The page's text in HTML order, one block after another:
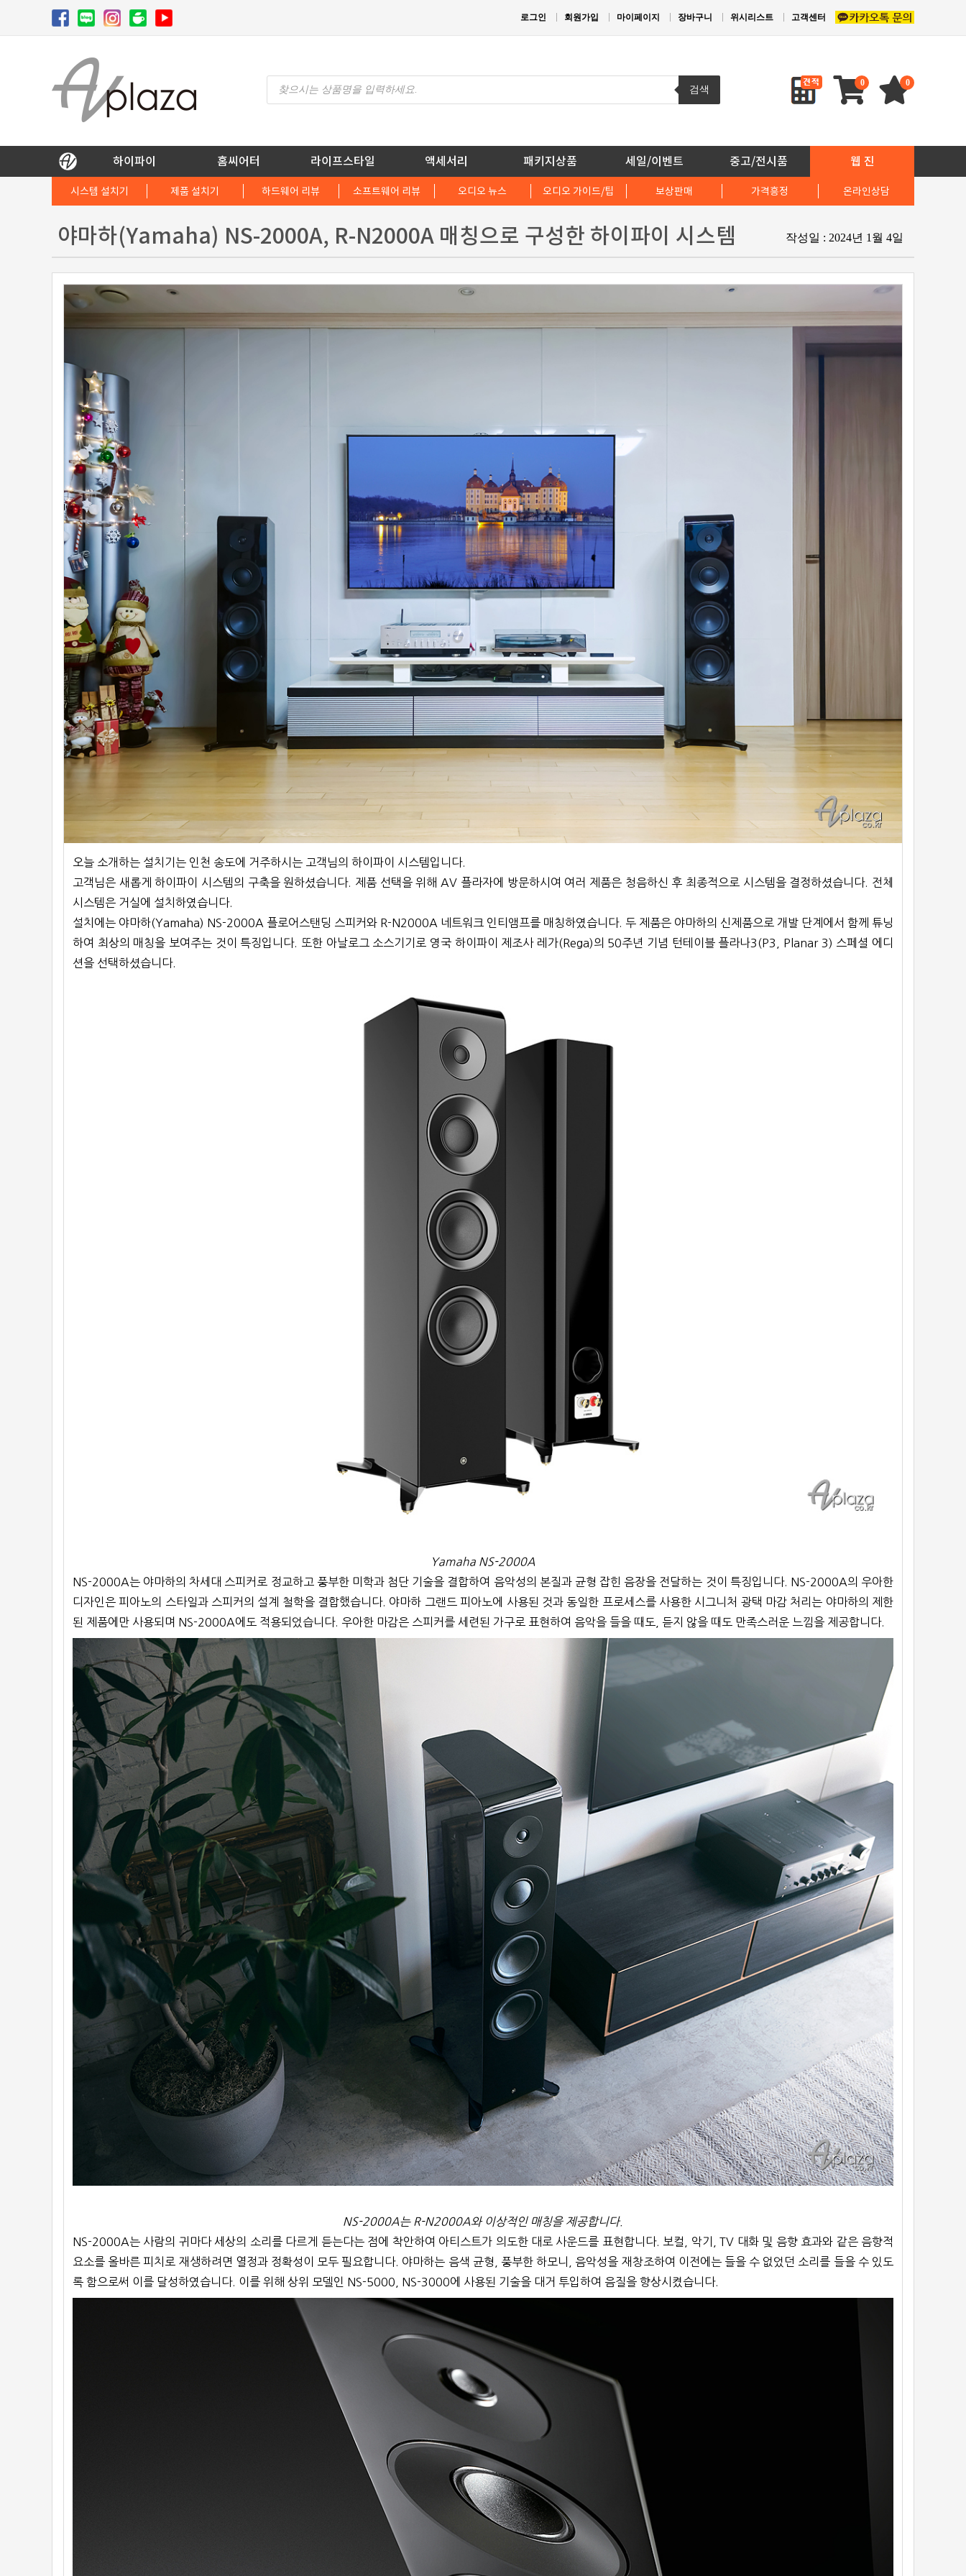
로그인 회원가입 마이페이지 장바구니 위시리스트 고객센터
Products
search
검색
0 0
하이파이 홈씨어터 라이프스타일 액세서리 패키지상품 세일/이벤트 중고/전시품 웹 진
시스템 설치기 제품 설치기 하드웨어 리뷰 소프트웨어 리뷰 오디오 뉴스 오디오 가이드/팁 보상판매 가격흥정 온라인상담
야마하(Yamaha) NS-2000A, R-N2000A 매칭으로 구성한 하이파이 시스템 작성일 : 2024년 1월 4일
오늘 소개하는 설치기는 인천 송도에 거주하시는 고객님의 하이파이 시스템입니다.
고객님은 새롭게 하이파이 시스템의 구축을 원하셨습니다. 제품 선택을 위해 AV 플라자에 방문하시여 여러 제품은 청음하신 후 최종적으로 시스템을 결정하셨습니다. 전체
시스템은 거실에 설치하였습니다.
설치에는 야마하(Yamaha) NS-2000A 플로어스탠딩 스피커와 R-N2000A 네트워크 인티앰프를 매칭하였습니다. 두 제품은 야마하의 신제품으로 개발 단계에서 함께 튜닝
하여 최상의 매칭을 보여주는 것이 특징입니다. 또한 아날로그 소스기기로 영국 하이파이 제조사 레가(Rega)의 50주년 기념 턴테이블 플라나3(P3, Planar 3) 스페셜 에디
션을 선택하셨습니다.
Yamaha NS-2000A
NS-2000A는 야마하의 차세대 스피커로 정교하고 풍부한 미학과 첨단 기술을 결합하여 음악성의 본질과 균형 잡힌 음장을 전달하는 것이 특징입니다. NS-2000A의 우아한
디자인은 피아노의 스타일과 스피커의 설계 철학을 결합했습니다. 야마하 그랜드 피아노에 사용된 것과 동일한 프로세스를 사용한 시그니처 광택 마감 처리는 야마하의 제한
된 제품에만 사용되며 NS-2000A에도 적용되었습니다. 우아한 마감은 스피커를 세련된 가구로 표현하여 음악을 들을 때도, 듣지 않을 때도 만족스러운 느낌을 제공합니다.
NS-2000A는 R-N2000A와 이상적인 매칭을 제공합니다.
NS-2000A는 사람의 귀마다 세상의 소리를 다르게 듣는다는 점에 착안하여 아티스트가 의도한 대로 사운드를 표현합니다. 보컬, 악기, TV 대화 및 음향 효과와 같은 음향적
요소를 올바른 피치로 재생하려면 열정과 정확성이 모두 필요합니다. 야마하는 음색 균형, 풍부한 하모니, 음악성을 재창조하여 이전에는 들을 수 없었던 소리를 들을 수 있도
록 함으로써 이를 달성하였습니다. 이를 위해 상위 모델인 NS-5000, NS-3000에 사용된 기술을 대거 투입하여 음질을 향상시켰습니다.